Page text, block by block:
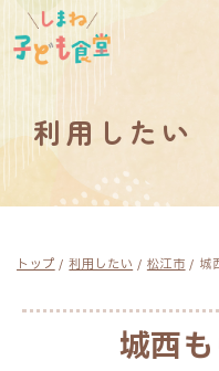
このページの本文へ
利用したい
現
の
トップ /利用したい / 松江市 / 城
城西